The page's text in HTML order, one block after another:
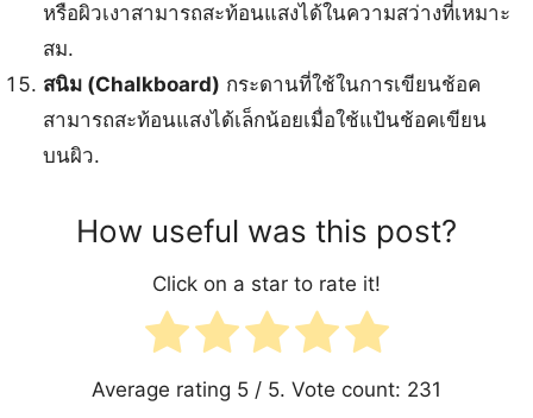
หรือผิวเงาสามารถสะท้อนแสงได้ในความสว่างที่เหมาะ
สม.
สนิม (Chalkboard) กระดานที่ใช้ในการเขียนช้อค
สามารถสะท้อนแสงได้เล็กน้อยเมื่อใช้แป้นช้อคเขียน
บนผิว.
How useful was this post?
Click on a star to rate it!
Average rating 5 / 5. Vote count: 231